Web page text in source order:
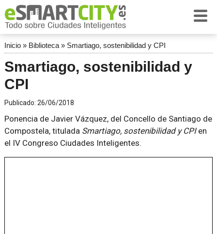
Inicio» Biblioteca» Smartiago, sostenibilidad y CPI
Smartiago, sostenibilidad y
CPI
Publicado: 26/06/2018
Ponencia de Javier Vázquez, del Concello de Santiago de
Compostela, titulada Smartiago, sostenibilidad y CPI en
el IV Congreso Ciudades Inteligentes.